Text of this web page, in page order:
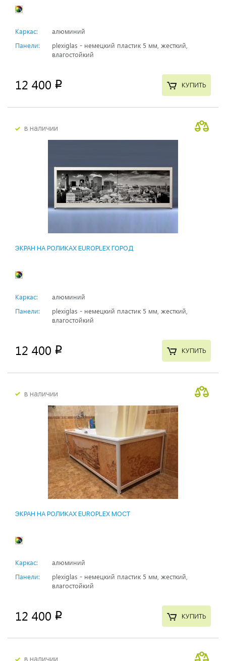
Каркас:
алюминий
Панели:
plexiglas - немецкий пластик 5 мм, жесткий,
влагостойкий
12 400 p КУПИТЬ
в наличии
ЭКРАН НА РОЛИКАХ EUROPLEX ГОРОД
Каркас:
алюминий
Панели:
plexiglas - немецкий пластик 5 мм, жесткий,
влагостойкий
12 400 p КУПИТЬ
в наличии
ЭКРАН НА РОЛИКАХ EUROPLEX МОСТ
Каркас:
алюминий
Панели:
plexiglas - немецкий пластик 5 мм, жесткий,
влагостойкий
12 400 p КУПИТЬ
в наличии